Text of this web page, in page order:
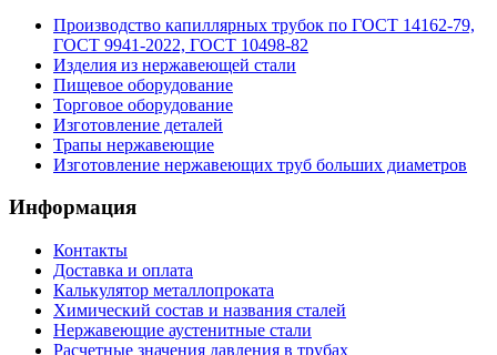
Производство капиллярных трубок по ГОСТ 14162-79,
ГОСТ 9941-2022, ГОСТ 10498-82
Изделия из нержавеющей стали
Пищевое оборудование
Торговое оборудование
Изготовление деталей
Трапы нержавеющие
Изготовление нержавеющих труб больших диаметров
Информация
Контакты
Доставка и оплата
Калькулятор металлопроката
Химический состав и названия сталей
Нержавеющие аустенитные стали
Расчетные значения давления в трубах